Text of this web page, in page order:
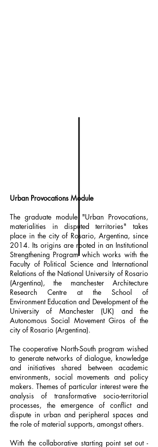
Urban Provocations Module
The graduate module "Urban Provocations,
materialities in disputed territories" takes
place in the city of Rosario, Argentina, since
2014. Its origins are rooted in an Institutional
Strengthening Program which works with the
Faculty of Political Science and International
Relations of the National University of Rosario
(Argentina), the manchester Architecture
Research Centre at the School of
Environment Education and Development of the
University of Manchester (UK) and the
Autonomous Social Movement Giros of the
city of Rosario (Argentina).
The cooperative North-South program wished
to generate networks of dialogue, knowledge
and initiatives shared between academic
environments, social movements and policy
makers. Themes of particular interest were the
analysis of transformative socio-territorial
processes, the emergence of conflict and
dispute in urban and peripheral spaces and
the role of material supports, amongst others.
With the collaborative starting point set out -